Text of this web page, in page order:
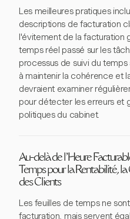
Les meilleures pratiques
descriptions de facturation
l'évitement de la facturation
temps réel passé sur les
processus de suivi du
à maintenir la cohérence et
devraient examiner
pour détecter les erreurs et
politiques du cabinet.
Au-delà de l'Heure
Temps pour la Rentabilité,
des Clients
Les feuilles de temps ne
facturation, mais servent